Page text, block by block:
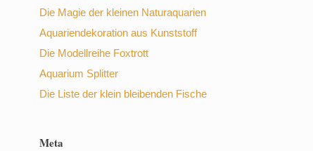
Die Magie der kleinen Naturaquarien
Aquariendekoration aus Kunststoff
Die Modellreihe Foxtrott
Aquarium Splitter
Die Liste der klein bleibenden Fische
Meta